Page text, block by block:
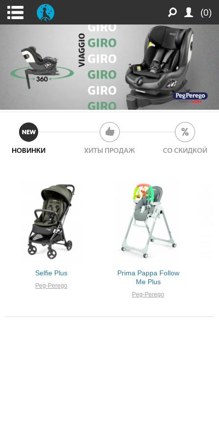
(0)
НОВИНКИ ХИТЫ ПРОДАЖ СО СКИДКОЙ
Selfie Plus
Peg-Perego
Prima Pappa Follow
Me Plus
Peg-Perego